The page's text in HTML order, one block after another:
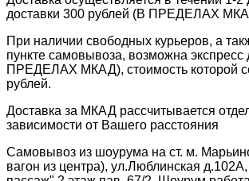
доставки 300 рублей (В ПРЕДЕЛАХ
При наличии свободных курьеров, а
пункте самовывоза, возможна экспресс
ПРЕДЕЛАХ МКАД), стоимость которой
рублей.
Доставка за МКАД рассчитывается
зависимости от Вашего расстояния
Самовывоз из шоурума на ст. м.
вагон из центра), ул.Люблинская